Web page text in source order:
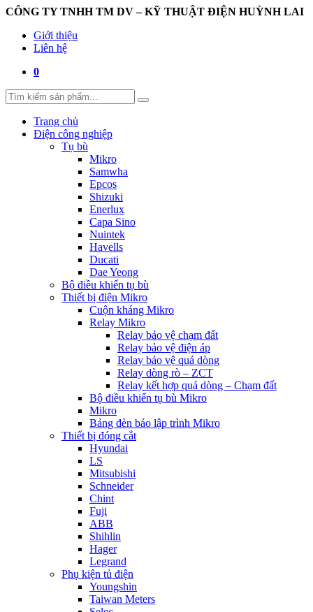
CÔNG TY TNHH TM DV – KỸ THUẬT ĐIỆN HUỲNH LAI
Giới thiệu
Liên hệ
0
Trang chủ
Điện công nghiệp
Tụ bù
Mikro
Samwha
Epcos
Shizuki
Enerlux
Capa Sino
Nuintek
Havells
Ducati
Dae Yeong
Bộ điều khiển tụ bù
Thiết bị điện Mikro
Cuộn kháng Mikro
Relay Mikro
Relay bảo vệ chạm đất
Relay bảo vệ điện áp
Relay bảo vệ quá dòng
Relay dòng rò – ZCT
Relay kết hợp quá dòng – Chạm đất
Bộ điều khiển tụ bù Mikro
Mikro
Bảng đèn báo lập trình Mikro
Thiết bị đóng cắt
Hyundai
LS
Mitsubishi
Schneider
Chint
Fuji
ABB
Shihlin
Hager
Legrand
Phụ kiện tủ điện
Youngshin
Taiwan Meters